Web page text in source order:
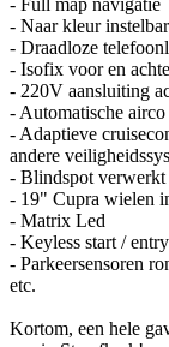
- Full map navigatie
- Naar kleur
- Draadloze
- Isofix voor en
- 220V aansluiting
- Automatische
- Adaptieve
andere
- Blindspot
- 19" Cupra wielen
- Matrix Led
- Keyless start / entry
- Parkeersensoren
etc.
Kortom, een hele